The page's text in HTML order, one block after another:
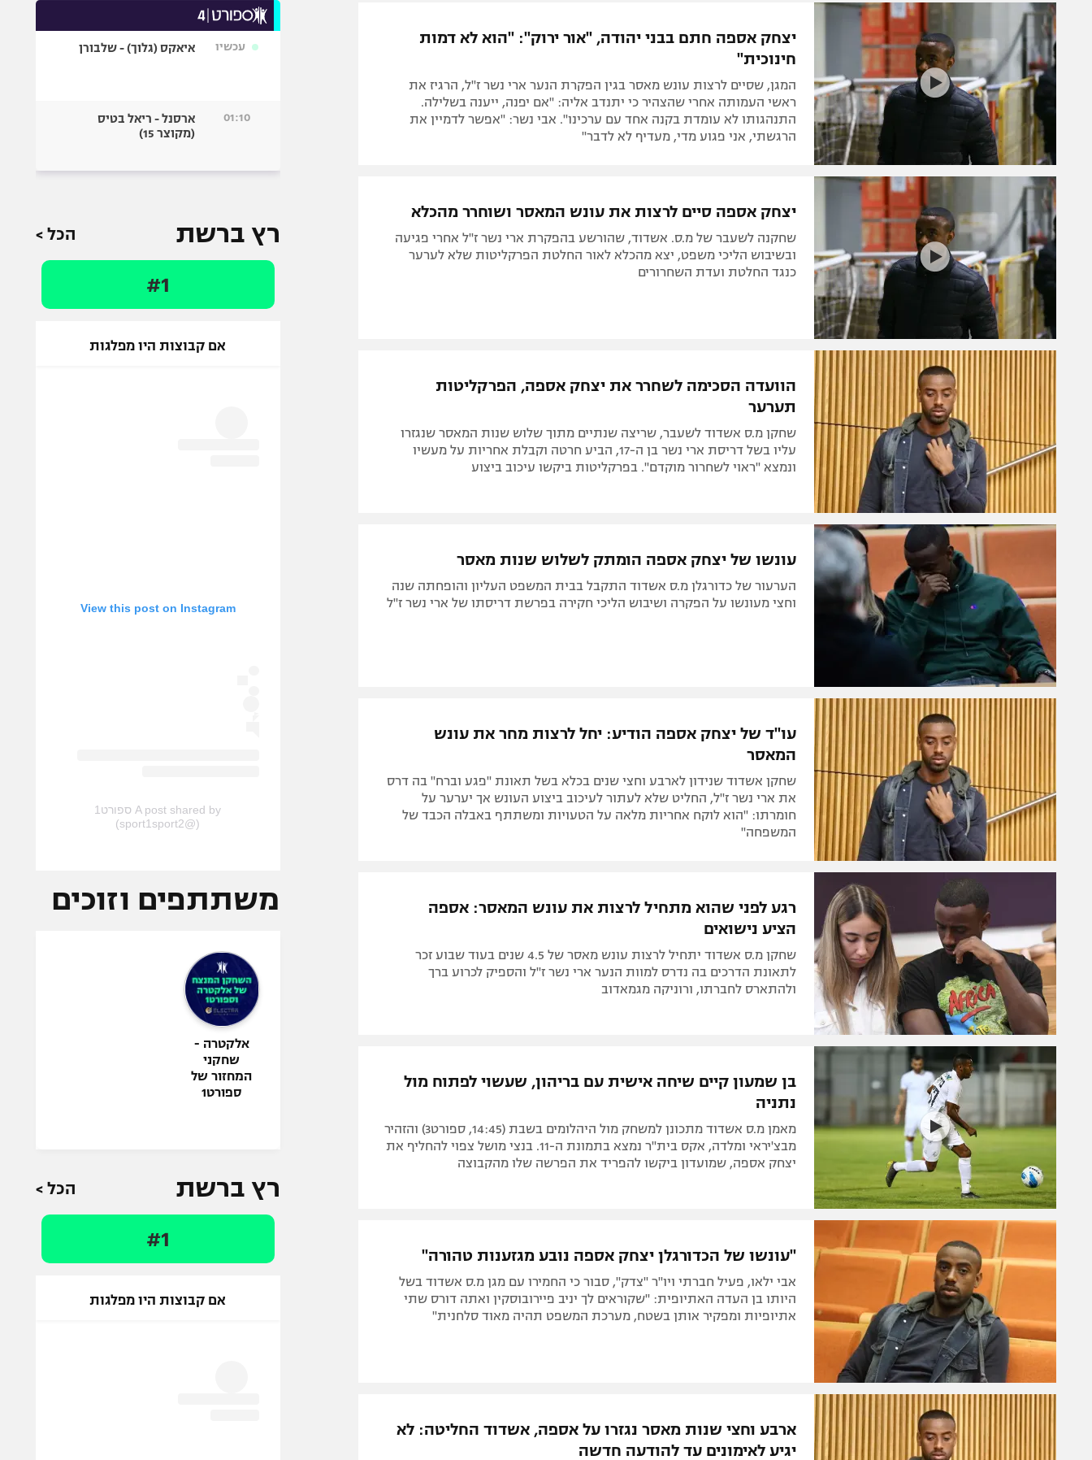
תקנון משתתפים וזוכים בפרסים
תקנון עבור פעילות אלקטרה
תקנון עבור פעילות ספורט 1 – "מרלן"
טניס
גיימינג E-Sports
תנאי שימוש
מדיניות פרטיות
תקנון פעילות ספורט 1
רשיון להקרנה פומבית לבית עסק
הצטרפות לחבילת הערוצים
לוח דרושים – ג'ובנט
תגיות
הפועל חיפה
הפועל באר שבע
מכבי נתניה
בני יהודה
ספורט מוטורי
בייסבול MLB
יצחק אספה חתם בבני יהודה, "אור ירוק": "הוא לא דמות
חינוכית"
המגן, שסיים לרצות עונש מאסר בגין הפקרת הנער ארי נשר ז"ל, הרגיז את
ראשי העמותה אחרי שהצהיר כי יתנדב אליה: "אם יפנה, ייענה בשלילה.
התנהגותו לא עומדת בקנה אחד עם ערכינו". אבי נשר: "אפשר לדמיין את
הרגשתי, אני פגוע מדי, מעדיף לא לדבר"
יצחק אספה סיים לרצות את עונש המאסר ושוחרר מהכלא
שחקנה לשעבר של מ.ס. אשדוד, שהורשע בהפקרת ארי נשר ז"ל אחרי פגיעה
ובשיבוש הליכי משפט, יצא מהכלא לאור החלטת הפרקליטות שלא לערער
כנגד החלטת ועדת השחרורים
הוועדה הסכימה לשחרר את יצחק אספה, הפרקליטות
תערער
שחקן מ.ס אשדוד לשעבר, שריצה שנתיים מתוך שלוש שנות המאסר שנגזרו
עליו בשל דריסת ארי נשר בן ה-17, הביע חרטה וקבלת אחריות על מעשיו
ונמצא "ראוי לשחרור מוקדם". בפרקליטות ביקשו עיכוב ביצוע
עונשו של יצחק אספה הומתק לשלוש שנות מאסר
הערעור של כדורגלן מ.ס אשדוד התקבל בבית המשפט העליון והופחתה שנה
וחצי מעונשו על הפקרה ושיבוש הליכי חקירה בפרשת דריסתו של ארי נשר ז"ל
עו"ד של יצחק אספה הודיע: יחל לרצות מחר את עונש
המאסר
שחקן אשדוד שנידון לארבע וחצי שנים בכלא בשל תאונת "פגע וברח" בה דרס
את ארי נשר ז"ל, החליט שלא לעתור לעיכוב ביצוע העונש אך יערער על
חומרתו: "הוא לוקח אחריות מלאה על הטעויות ומשתתף באבלה הכבד של
המשפחה"
רגע לפני שהוא מתחיל לרצות את עונש המאסר: אספה
הציע נישואים
שחקן מ.ס אשדוד יתחיל לרצות עונש מאסר של 4.5 שנים בעוד שבוע זכר
לתאונת הדרכים בה נדרס למוות הנער ארי נשר ז"ל והספיק לכרוע ברך
ולהתארס לחברתו, ורוניקה מגמאדוב
בן שמעון קיים שיחה אישית עם בריהון, שעשוי לפתוח מול
נתניה
מאמן מ.ס אשדוד מתכונן למשחק מול היהלומים בשבת (14:45, ספורט3) והזהיר
מבצ'יראי ומלדה, אקס בית"ר נמצא בתמונת ה-11. בנצי מושל צפוי להחליף את
יצחק אספה, שמועדון ביקשו להפריד את הפרשה שלו מהקבוצה
"עונשו של הכדורגלן יצחק אספה נובע מגזענות טהורה"
אבי ילאו, פעיל חברתי ויו"ר "צדק", סבור כי החמירו עם מגן מ.ס אשדוד בשל
היותו בן העדה האתיופית: "שקוראים לך יניב פיירובוסקין ואתה דורס שתי
אתיופיות ומפקיר אותן בשטח, מערכת המשפט תהיה מאוד סלחנית"
ארבע וחצי שנות מאסר נגזרו על אספה, אשדוד החליטה: לא
יגיע לאימונים עד להודעה חדשה
עכשיו איאקס (גלוך) - שלבורן
01:10
ארסנל - ריאל בטיס
(מקוצר 15)
רץ ברשת הכל >
#1
אם קבוצות היו מפלגות
View this post on Instagram
A post shared by ספורט1
(@sport1sport2)
משתתפים וזוכים
אלקטרה -
שחקני
המחזור של
ספורט1
רץ ברשת הכל >
#1
אם קבוצות היו מפלגות